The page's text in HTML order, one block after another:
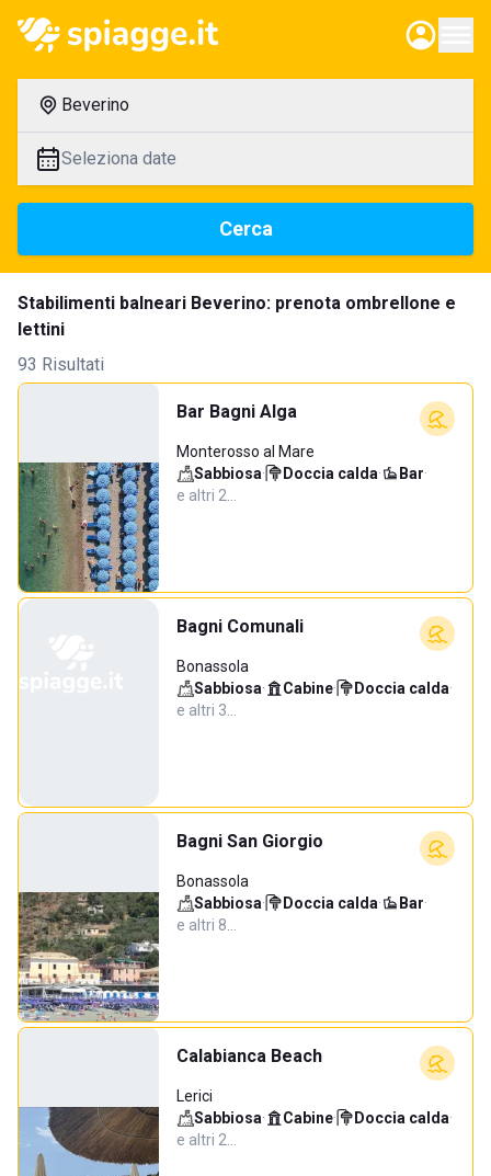
Beverino
Seleziona date
Cerca
Stabilimenti balneari Beverino: prenota ombrellone e
lettini
93 Risultati
Bar Bagni Alga
Monterosso al Mare
Sabbiosa· Doccia calda· Bar·
e altri 2…
Bagni Comunali
Bonassola
Sabbiosa· Cabine· Doccia calda·
e altri 3…
Bagni San Giorgio
Bonassola
Sabbiosa· Doccia calda· Bar·
e altri 8…
Calabianca Beach
Lerici
Sabbiosa· Cabine· Doccia calda·
e altri 2…